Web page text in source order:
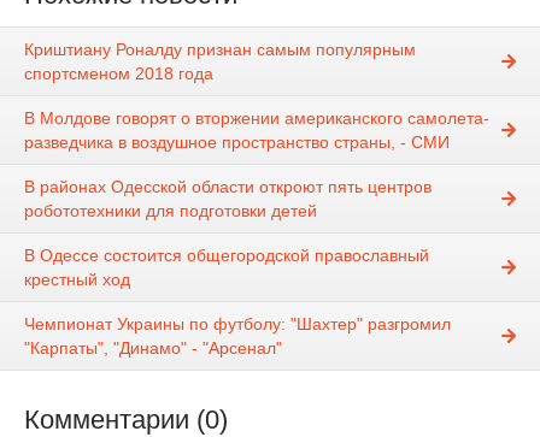
Криштиану Роналду признан самым популярным
спортсменом 2018 года
В Молдове говорят о вторжении американского самолета-
разведчика в воздушное пространство страны, - СМИ
В районах Одесской области откроют пять центров
робототехники для подготовки детей
В Одессе состоится общегородской православный
крестный ход
Чемпионат Украины по футболу: "Шахтер" разгромил
"Карпаты", "Динамо" - "Арсенал"
Комментарии (0)